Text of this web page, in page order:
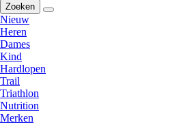
Zoeken
Nieuw
Heren
Dames
Kind
Hardlopen
Trail
Triathlon
Nutrition
Merken